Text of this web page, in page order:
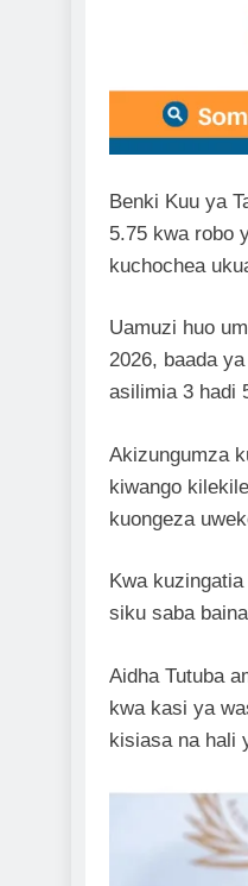
Benki Kuu ya
5.75 kwa robo
kuchochea
Uamuzi huo
2026, baada
asilimia 3 hadi
Akizungumza
kiwango
kuongeza
Kwa
siku saba
Aidha Tutuba
kwa kasi ya
kisiasa na hali